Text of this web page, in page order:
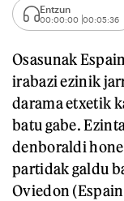
Entzun
00:00:00 00:05:36
Osasunak
irabazi ezinik
darama etxetik
batu gabe.
denboraldi
partidak galdu
Oviedon